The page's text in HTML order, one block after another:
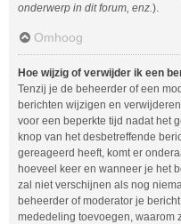
onderwerp in dit forum, enz.).
Omhoog
Hoe wijzig of verwijder ik een
Tenzij je de beheerder of een
berichten wijzigen en
voor een beperkte tijd nadat het
knop van het desbetreffende
gereageerd heeft, komt er
hoeveel keer en wanneer je het
zal niet verschijnen als nog
beheerder of moderator je
mededeling toevoegen, waarom